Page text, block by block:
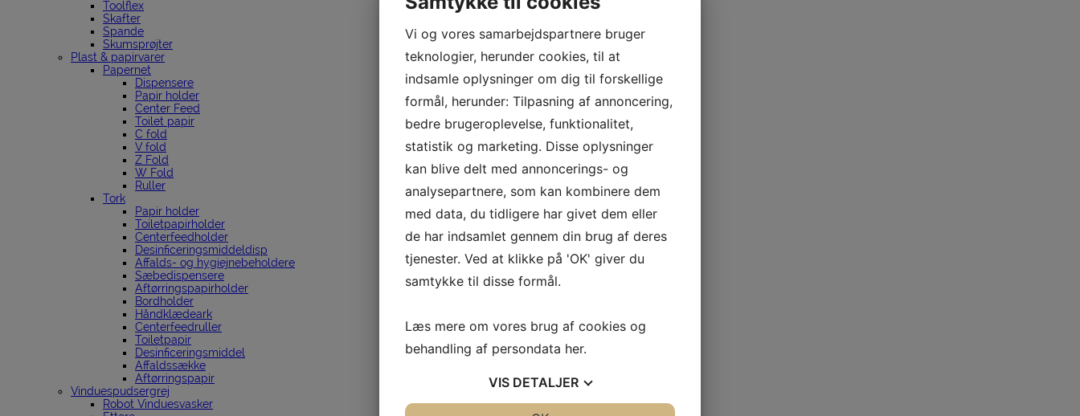
Toolflex
Skafter
Spande
Skumsprøjter
Plast & papirvarer
Papernet
Dispensere
Papir holder
Center Feed
Toilet papir
C fold
V fold
Z Fold
W Fold
Ruller
Tork
Papir holder
Toiletpapirholder
Centerfeedholder
Desinficeringsmiddeldisp
Affalds- og hygiejnebeholdere
Sæbedispensere
Aftørringspapirholder
Bordholder
Håndklædeark
Centerfeedruller
Toiletpapir
Desinficeringsmiddel
Affaldssække
Aftørringspapir
Vinduespudsergrej
Robot Vinduesvasker
Vi og vores samarbejdspartnere bruger
teknologier, herunder cookies, til at
indsamle oplysninger om dig til forskellige
formål, herunder: Tilpasning af annoncering,
bedre brugeroplevelse, funktionalitet,
statistik og marketing. Disse oplysninger
kan blive delt med annoncerings- og
analysepartnere, som kan kombinere dem
med data, du tidligere har givet dem eller
de har indsamlet gennem din brug af deres
tjenester. Ved at klikke på 'OK' giver du
samtykke til disse formål.
Læs mere om vores brug af cookies og
behandling af persondata her.
VIS DETALJER